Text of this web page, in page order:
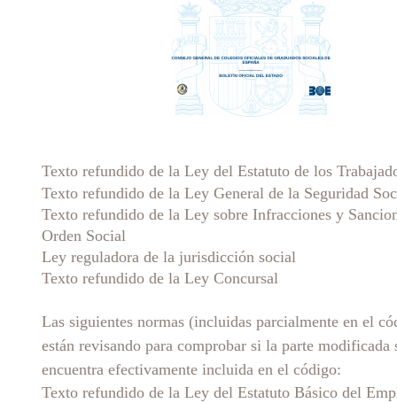
Texto refundido de la Ley del Estatuto de los
Texto refundido de la Ley General de la Seguridad
Texto refundido de la Ley sobre Infracciones y
Orden Social
Ley reguladora de la jurisdicción social
Texto refundido de la Ley Concursal
Las siguientes normas (incluidas parcialmente en el
están revisando para comprobar si la parte modificada
encuentra efectivamente incluida en el código:
Texto refundido de la Ley del Estatuto Básico del